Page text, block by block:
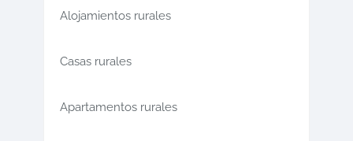
Alojamientos rurales
Casas rurales
Apartamentos rurales